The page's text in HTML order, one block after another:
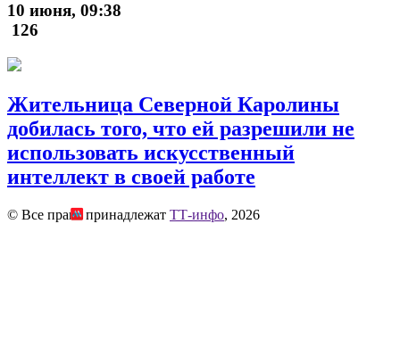
10 июня, 09:38
126
Жительница Северной Каролины
добилась того, что ей разрешили не
использовать искусственный
интеллект в своей работе
© Все права принадлежат ТТ-инфо, 2026